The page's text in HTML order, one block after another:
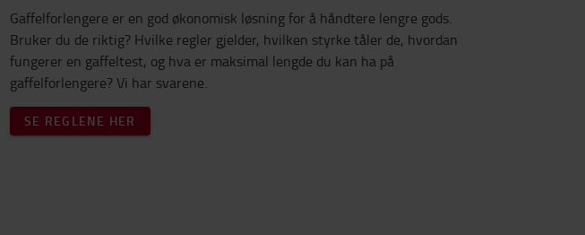
Gaffelforlengere er en god økonomisk løsning for å håndtere lengre gods.
Bruker du de riktig? Hvilke regler gjelder, hvilken styrke tåler de, hvordan
fungerer en gaffeltest, og hva er maksimal lengde du kan ha på
gaffelforlengere? Vi har svarene.
SE REGLENE HER